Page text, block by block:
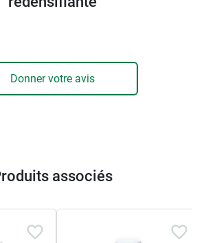
qui vont coloniser le film
en profondeur.
apporte en plus sonaction
pour les retenir dans les
Donner votre avis
associés